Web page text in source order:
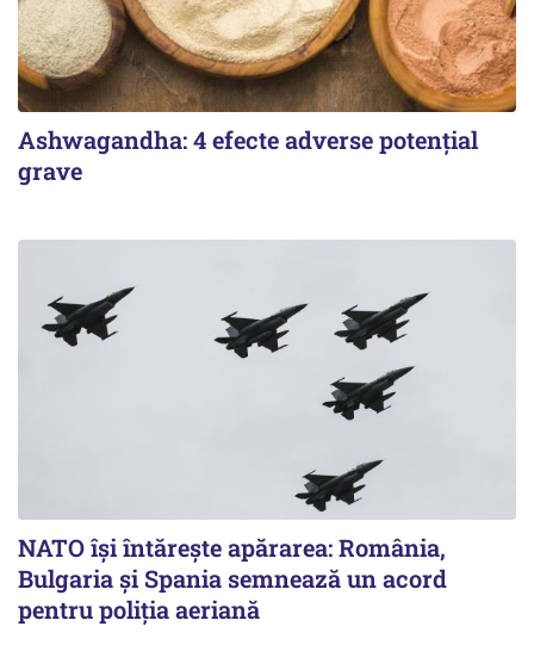
Ashwagandha: 4 efecte adverse potențial
grave
NATO își întărește apărarea: România,
Bulgaria și Spania semnează un acord
pentru poliția aeriană